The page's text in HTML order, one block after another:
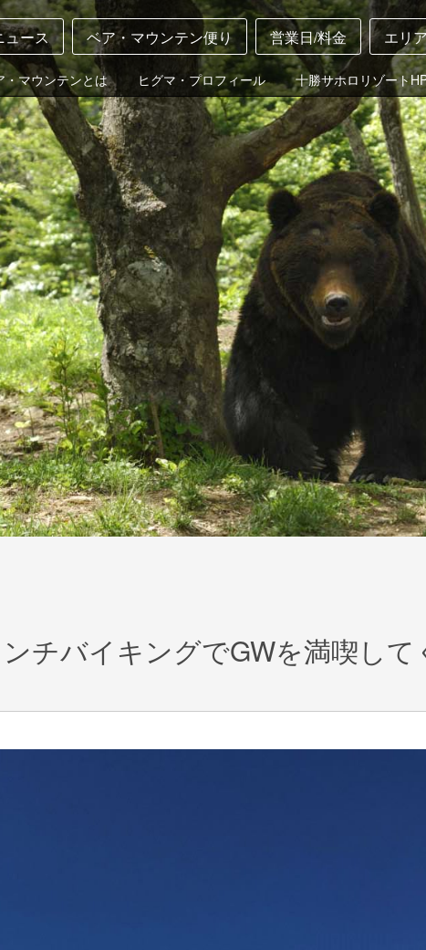
ュース ベア・マウンテン便り 営業日/料金 エリ
・マウンテンとは ヒグマ・プロフィール 十勝サホロリゾート
チバイキングでGWを満喫して